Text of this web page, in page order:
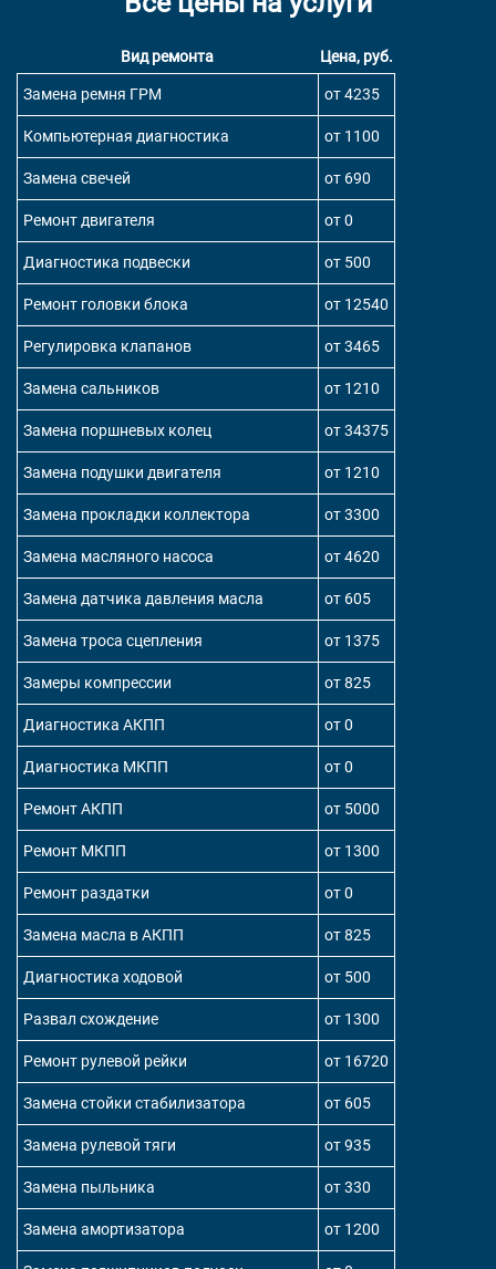
Вид ремонта
Цена, руб.
Замена ремня ГРМ
от 4235
Компьютерная диагностика от 1100
Замена свечей от 690
Ремонт двигателя от 0
Диагностика подвески от 500
Ремонт головки блока от 12540
Регулировка клапанов от 3465
Замена сальников от 1210
Замена поршневых колец от 34375
Замена подушки двигателя от 1210
Замена прокладки коллектора от 3300
Замена масляного насоса от 4620
Замена датчика давления масла от 605
Замена троса сцепления от 1375
Замеры компрессии от 825
Диагностика АКПП от 0
Диагностика МКПП от 0
Ремонт АКПП от 5000
Ремонт МКПП от 1300
Ремонт раздатки от 0
Замена масла в АКПП от 825
Диагностика ходовой от 500
Развал схождение от 1300
Ремонт рулевой рейки от 16720
Замена стойки стабилизатора от 605
Замена рулевой тяги от 935
Замена пыльника от 330
Замена амортизатора от 1200